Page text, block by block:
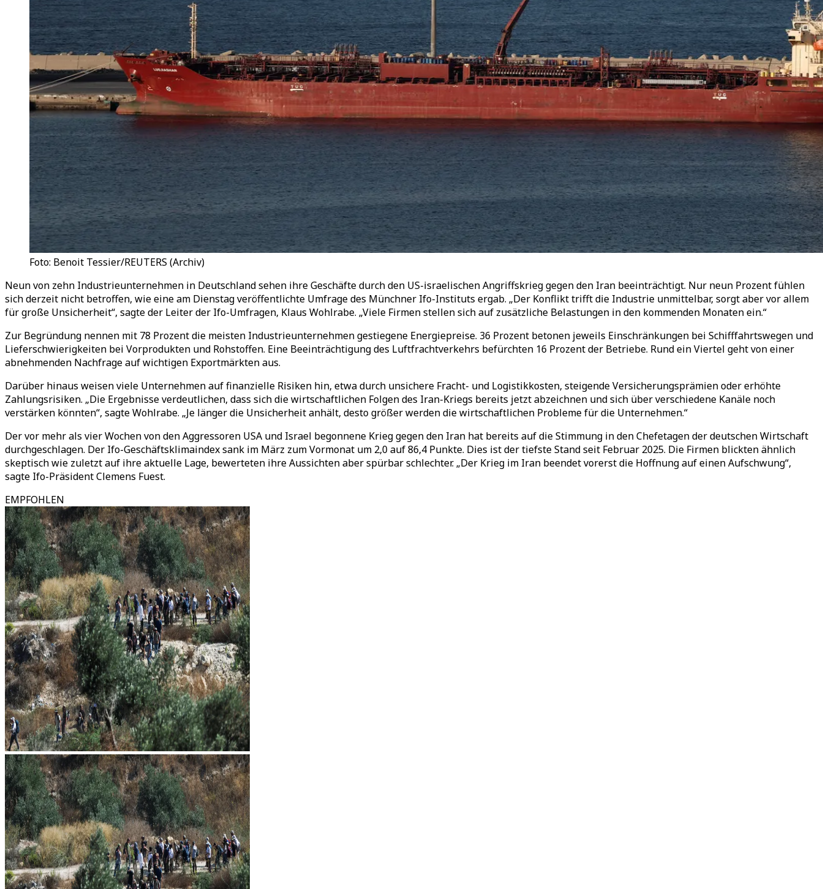
Foto: Benoit Tessier/REUTERS (Archiv)
Neun von zehn Industrieunternehmen in Deutschland sehen ihre Geschäfte durch den US-israelischen Angriffskrieg gegen den Iran beeinträchtigt. Nur neun Prozent fühlen
sich derzeit nicht betroffen, wie eine am Dienstag veröffentlichte Umfrage des Münchner Ifo-Instituts ergab. „Der Konflikt trifft die Industrie unmittelbar, sorgt aber vor allem
für große Unsicherheit“, sagte der Leiter der Ifo-Umfragen, Klaus Wohlrabe. „Viele Firmen stellen sich auf zusätzliche Belastungen in den kommenden Monaten ein.“
Zur Begründung nennen mit 78 Prozent die meisten Industrieunternehmen gestiegene Energiepreise. 36 Prozent betonen jeweils Einschränkungen bei Schifffahrtswegen und
Lieferschwierigkeiten bei Vorprodukten und Rohstoffen. Eine Beeinträchtigung des Luftfrachtverkehrs befürchten 16 Prozent der Betriebe. Rund ein Viertel geht von einer
abnehmenden Nachfrage auf wichtigen Exportmärkten aus.
Darüber hinaus weisen viele Unternehmen auf finanzielle Risiken hin, etwa durch unsichere Fracht- und Logistikkosten, steigende Versicherungsprämien oder erhöhte
Zahlungsrisiken. „Die Ergebnisse verdeutlichen, dass sich die wirtschaftlichen Folgen des Iran-Kriegs bereits jetzt abzeichnen und sich über verschiedene Kanäle noch
verstärken könnten“, sagte Wohlrabe. „Je länger die Unsicherheit anhält, desto größer werden die wirtschaftlichen Probleme für die Unternehmen.“
Der vor mehr als vier Wochen von den Aggressoren USA und Israel begonnene Krieg gegen den Iran hat bereits auf die Stimmung in den Chefetagen der deutschen Wirtschaft
durchgeschlagen. Der Ifo-Geschäftsklimaindex sank im März zum Vormonat um 2,0 auf 86,4 Punkte. Dies ist der tiefste Stand seit Februar 2025. Die Firmen blickten ähnlich
skeptisch wie zuletzt auf ihre aktuelle Lage, bewerteten ihre Aussichten aber spürbar schlechter. „Der Krieg im Iran beendet vorerst die Hoffnung auf einen Aufschwung“,
sagte Ifo-Präsident Clemens Fuest.
EMPFOHLEN